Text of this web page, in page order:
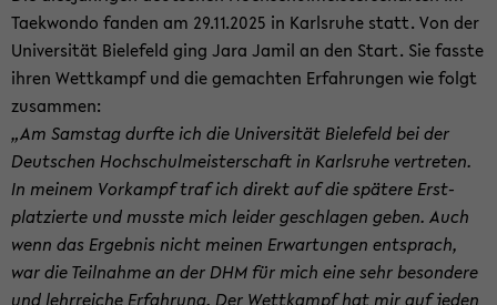
Tae­kwon­do fan­den am 29.11.2025 in Karls­ru­he statt. Von der
Uni­ver­si­tät Bie­le­feld ging Jara Jamil an den Start. Sie fass­te
ihren Wett­kampf und die ge­mach­ten Er­fah­run­gen wie folgt
zu­sam­men:
„Am Sams­tag durf­te ich die Uni­ver­si­tät Bie­le­feld bei der
Deut­schen Hoch­schul­meis­ter­schaft in Karls­ru­he ver­tre­ten.
In mei­nem Vor­kampf traf ich di­rekt auf die spä­te­re Erst­
plat­zier­te und muss­te mich lei­der ge­schla­gen geben. Auch
wenn das Er­geb­nis nicht mei­nen Er­war­tun­gen ent­sprach,
war die Teil­nah­me an der DHM für mich eine sehr be­son­de­re
und lehr­rei­che Er­fah­rung. Der Wett­kampf hat mir auf jeden